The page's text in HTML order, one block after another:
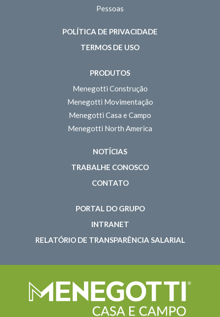
Pessoas
POLÍTICA DE PRIVACIDADE
TERMOS DE USO
PRODUTOS
Menegotti Construção
Menegotti Movimentação
Menegotti Casa e Campo
Menegotti North America
NOTÍCIAS
TRABALHE CONOSCO
CONTATO
PORTAL DO GRUPO
INTRANET
RELATÓRIO DE TRANSPARÊNCIA SALARIAL